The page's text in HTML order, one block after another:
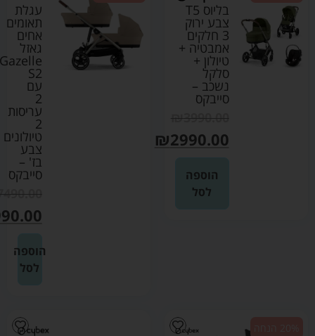
בליוס T5
צבע ירוק
3 חלקים
אמבטיה +
טיולון +
סלקל
נשכב –
סייבקס
₪3990.00
₪2990.00
הוספה
לסל
עגלת
תאומים
אחים
גאזל
S2
עם
2
עריסות
2
טיולונים
צבע
בז' –
סייבקס
הוספה
לסל